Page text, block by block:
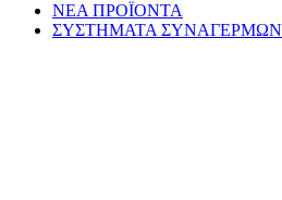
ΝΕΑ ΠΡΟΪΟΝΤΑ
ΣΥΣΤΗΜΑΤΑ ΣΥΝΑΓΕΡΜΩΝ